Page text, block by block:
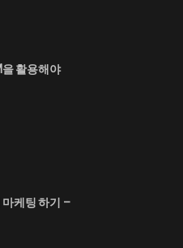
을 활용해야
케팅 하기 –